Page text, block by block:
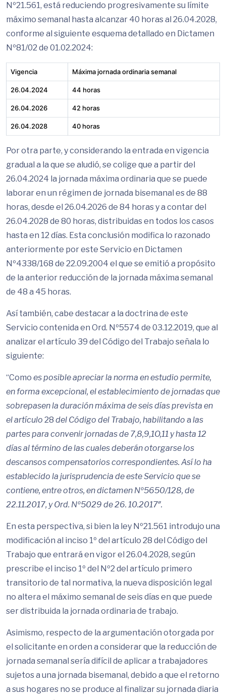
Nº21.561, está reduciendo progresivamente su límite
máximo semanal hasta alcanzar 40 horas al 26.04.2028,
conforme al siguiente esquema detallado en Dictamen
Nº81/02 de 01.02.2024:
Vigencia Máxima jornada ordinaria semanal
26.04.2024 44 horas
26.04.2026 42 horas
26.04.2028 40 horas
Por otra parte, y considerando la entrada en vigencia
gradual a la que se aludió, se colige que a partir del
26.04.2024 la jornada máxima ordinaria que se puede
laborar en un régimen de jornada bisemanal es de 88
horas, desde el 26.04.2026 de 84 horas y a contar del
26.04.2028 de 80 horas, distribuidas en todos los casos
hasta en 12 días. Esta conclusión modifica lo razonado
anteriormente por este Servicio en Dictamen
Nº4338/168 de 22.09.2004 el que se emitió a propósito
de la anterior reducción de la jornada máxima semanal
de 48 a 45 horas.
Así también, cabe destacar a la doctrina de este
Servicio contenida en Ord. Nº5574 de 03.12.2019, que al
analizar el artículo 39 del Código del Trabajo señala lo
siguiente:
“Como es posible apreciar la norma en estudio permite,
en forma excepcional, el establecimiento de jornadas que
sobrepasen la duración máxima de seis días prevista en
el artículo 28 del Código del Trabajo, habilitando a las
partes para convenir jornadas de 7,8,9,1O,11 y hasta 12
días al término de las cuales deberán otorgarse los
descansos compensatorios correspondientes. Así lo ha
establecido la jurisprudencia de este Servicio que se
contiene, entre otros, en dictamen Nº5650/128, de
22.11.2017, y Ord. Nº5029 de 26. 10.2017″.
En esta perspectiva, si bien la ley Nº21.561 introdujo una
modificación al inciso 1º del artículo 28 del Código del
Trabajo que entrará en vigor el 26.04.2028, según
prescribe el inciso 1º del Nº2 del artículo primero
transitorio de tal normativa, la nueva disposición legal
no altera el máximo semanal de seis días en que puede
ser distribuida la jornada ordinaria de trabajo.
Asimismo, respecto de la argumentación otorgada por
el solicitante en orden a considerar que la reducción de
jornada semanal sería difícil de aplicar a trabajadores
sujetos a una jornada bisemanal, debido a que el retorno
a sus hogares no se produce al finalizar su jornada diaria